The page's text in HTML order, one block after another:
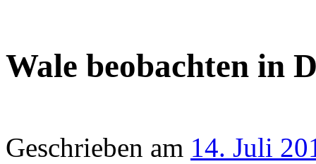
Wale beobachten in
Geschrieben am 14. Juli